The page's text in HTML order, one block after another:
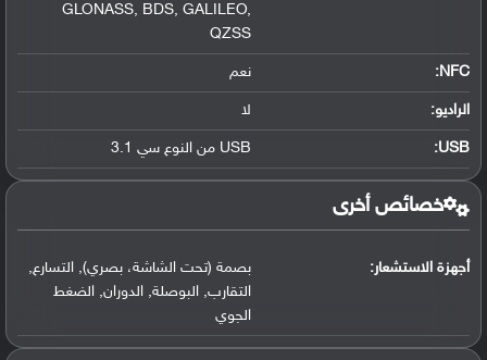
GLONASS, BDS, GALILEO,
QZSS
NFC
: نعم
الراديو: لا
USB
: USB من النوع سي 3.1
خصائص أخرى
أجهزة الاستشعار: بصمة (تحت الشاشة، بصري), التسارع,
التقارب, البوصلة, الدوران, الضغط
الجوي